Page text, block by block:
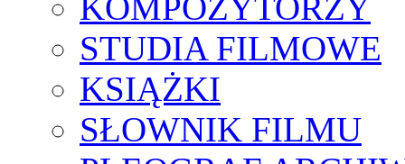
STUDIA FILMOWE
KSIĄŻKI
SŁOWNIK FILMU